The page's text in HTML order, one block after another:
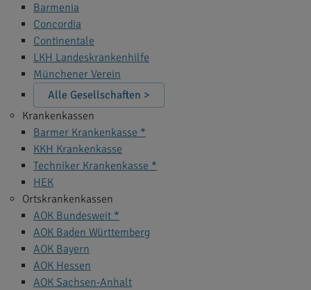
Barmenia
Concordia
Continentale
LKH Landeskrankenhilfe
Münchener Verein
Alle Gesellschaften >
Krankenkassen
Barmer Krankenkasse *
KKH Krankenkasse
Techniker Krankenkasse *
HEK
Ortskrankenkassen
AOK Bundesweit *
AOK Baden Württemberg
AOK Bayern
AOK Hessen
AOK Sachsen-Anhalt